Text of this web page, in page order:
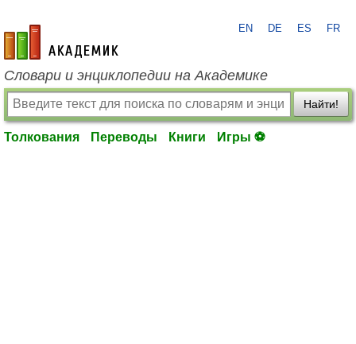
academic.ru
EN DE ES FR
Словари и энциклопедии на Академике
Найти!
Толкования Переводы Книги Игры ⚽